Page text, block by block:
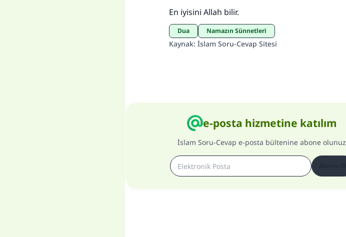
En iyisini Allah bilir.
Dua Namazın Sünnetleri
Kaynak: İslam Soru-Cevap Sitesi
e-posta hizmetine katılım
İslam Soru-Cevap e-posta bültenine abone olunuz